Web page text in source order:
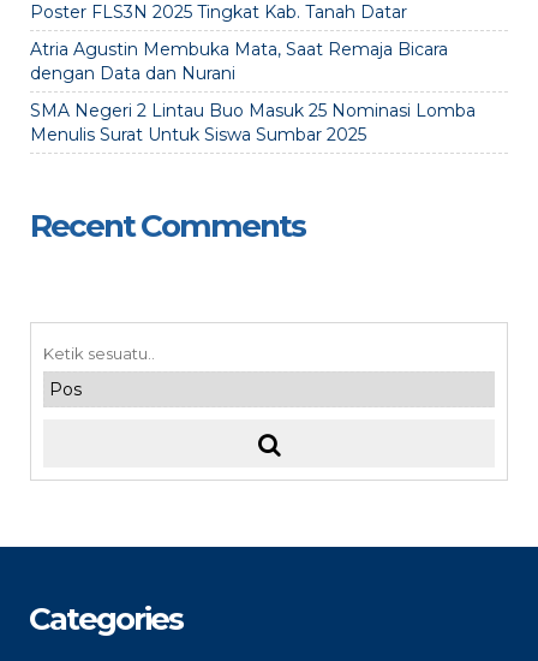
Poster FLS3N 2025 Tingkat Kab. Tanah Datar
Atria Agustin Membuka Mata, Saat Remaja Bicara
dengan Data dan Nurani
SMA Negeri 2 Lintau Buo Masuk 25 Nominasi Lomba
Menulis Surat Untuk Siswa Sumbar 2025
Recent Comments
Categories